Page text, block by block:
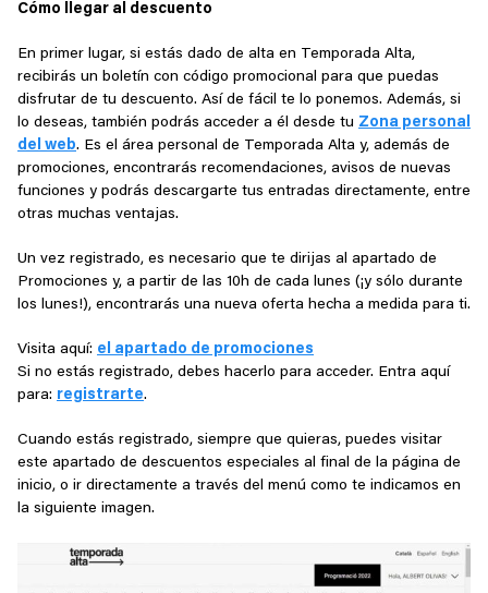
Cómo llegar al descuento
En primer lugar, si estás dado de alta en Temporada Alta,
recibirás un boletín con código promocional para que puedas
disfrutar de tu descuento. Así de fácil te lo ponemos. Además, si
lo deseas, también podrás acceder a él desde tu Zona personal
del web. Es el área personal de Temporada Alta y, además de
promociones, encontrarás recomendaciones, avisos de nuevas
funciones y podrás descargarte tus entradas directamente, entre
otras muchas ventajas.
Un vez registrado, es necesario que te dirijas al apartado de
Promociones y, a partir de las 10h de cada lunes (¡y sólo durante
los lunes!), encontrarás una nueva oferta hecha a medida para ti.
Visita aquí: el apartado de promociones
Si no estás registrado, debes hacerlo para acceder. Entra aquí
para: registrarte.
Cuando estás registrado, siempre que quieras, puedes visitar
este apartado de descuentos especiales al final de la página de
inicio, o ir directamente a través del menú como te indicamos en
la siguiente imagen.